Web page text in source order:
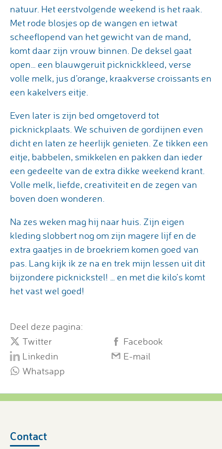
natuur. Het eerstvolgende weekend is het raak.
Met rode blosjes op de wangen en ietwat
scheeflopend van het gewicht van de mand,
komt daar zijn vrouw binnen. De deksel gaat
open… een blauwgeruit picknickkleed, verse
volle melk, jus d’orange, kraakverse croissants en
een kakelvers eitje.
Even later is zijn bed omgetoverd tot
picknickplaats. We schuiven de gordijnen even
dicht en laten ze heerlijk genieten. Ze tikken een
eitje, babbelen, smikkelen en pakken dan ieder
een gedeelte van de extra dikke weekend krant.
Volle melk, liefde, creativiteit en de zegen van
boven doen wonderen.
Na zes weken mag hij naar huis. Zijn eigen
kleding slobbert nog om zijn magere lijf en de
extra gaatjes in de broekriem komen goed van
pas. Lang kijk ik ze na en trek mijn lessen uit dit
bijzondere picknickstel! … en met die kilo’s komt
het vast wel goed!
Deel deze pagina:
Twitter
Facebook
Linkedin
E-mail
Whatsapp
Contact